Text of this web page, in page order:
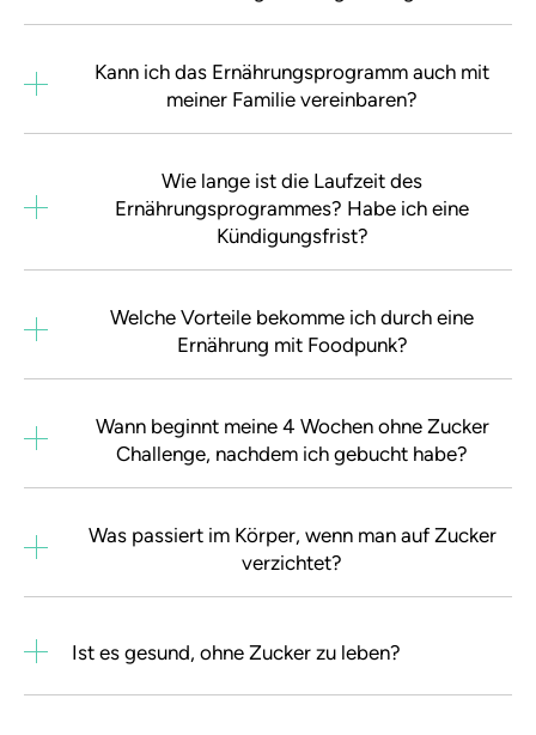
Kann ich das Ernährungsprogramm auch mit
meiner Familie vereinbaren?
Wie lange ist die Laufzeit des
Ernährungsprogrammes? Habe ich eine
Kündigungsfrist?
Welche Vorteile bekomme ich durch eine
Ernährung mit Foodpunk?
Wann beginnt meine 4 Wochen ohne Zucker
Challenge, nachdem ich gebucht habe?
Was passiert im Körper, wenn man auf Zucker
verzichtet?
Ist es gesund, ohne Zucker zu leben?